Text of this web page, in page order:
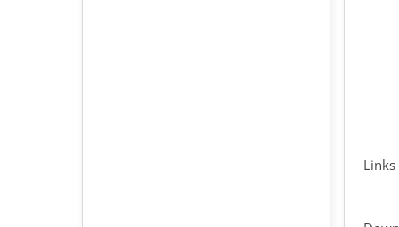
Links